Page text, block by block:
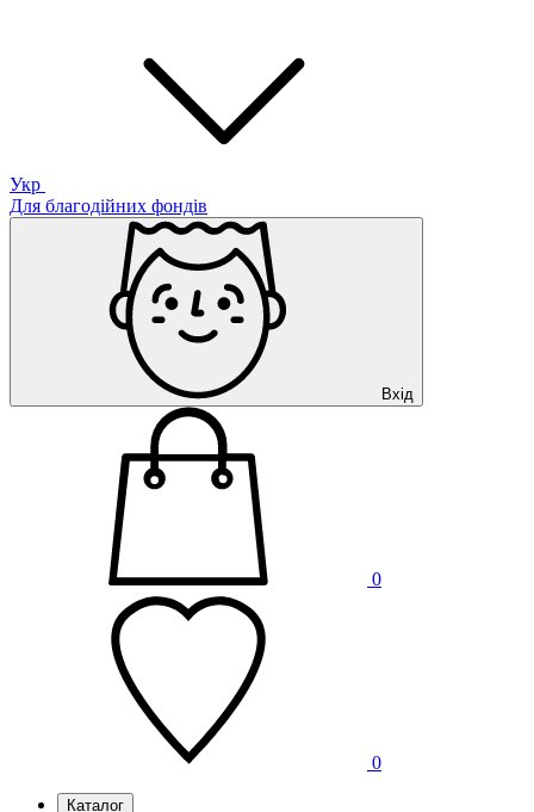
Укр
Для благодійних фондів
Вхід
0
0
Каталог